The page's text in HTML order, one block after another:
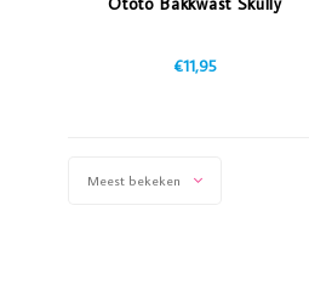
€11,95
Meest bekeken